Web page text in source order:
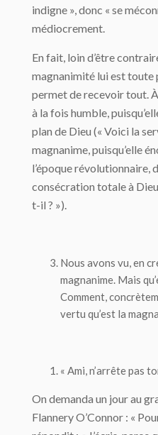
indigne », donc « se
médiocrement.
En fait, loin d’être
magnanimité lui est toute
permet de recevoir tout.
à la fois humble,
plan de Dieu (« Voici la
magnanime, puisqu’elle
l’époque révolutionnaire,
consécration totale à
t-il ? »).
Nous avons vu, en
magnanime. Mais
Comment,
vertu qu’est la
« Ami, n’arrête pas
On demanda un jour au
Flannery O’Connor : «